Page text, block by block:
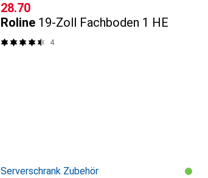
CHF
28.70
Roline 19-Zoll Fachboden 1 HE
4
Serverschrank Zubehör